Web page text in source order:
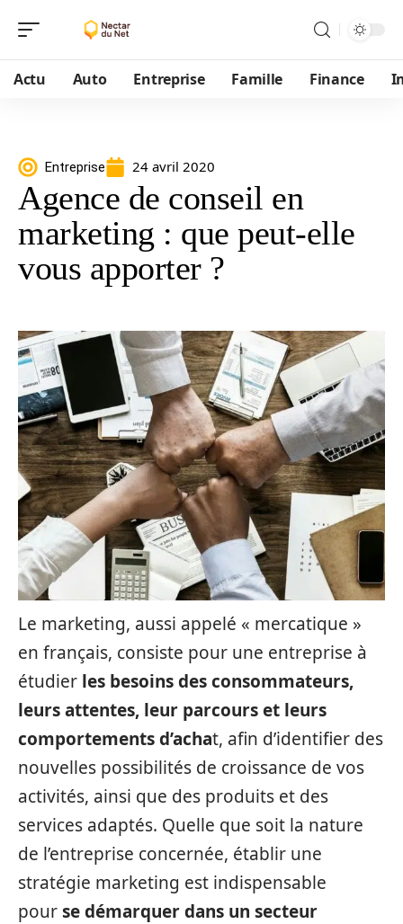
Actu Auto Entreprise Famille Finance
Entreprise 24 avril 2020
Agence de conseil en
marketing : que peut-elle
vous apporter ?
Le marketing, aussi appelé « mercatique »
en français, consiste pour une entreprise à
étudier les besoins des consommateurs,
leurs attentes, leur parcours et leurs
comportements d’achat, afin d’identifier des
nouvelles possibilités de croissance de vos
activités, ainsi que des produits et des
services adaptés. Quelle que soit la nature
de l’entreprise concernée, établir une
stratégie marketing est indispensable
pourse démarquer dans un secteur